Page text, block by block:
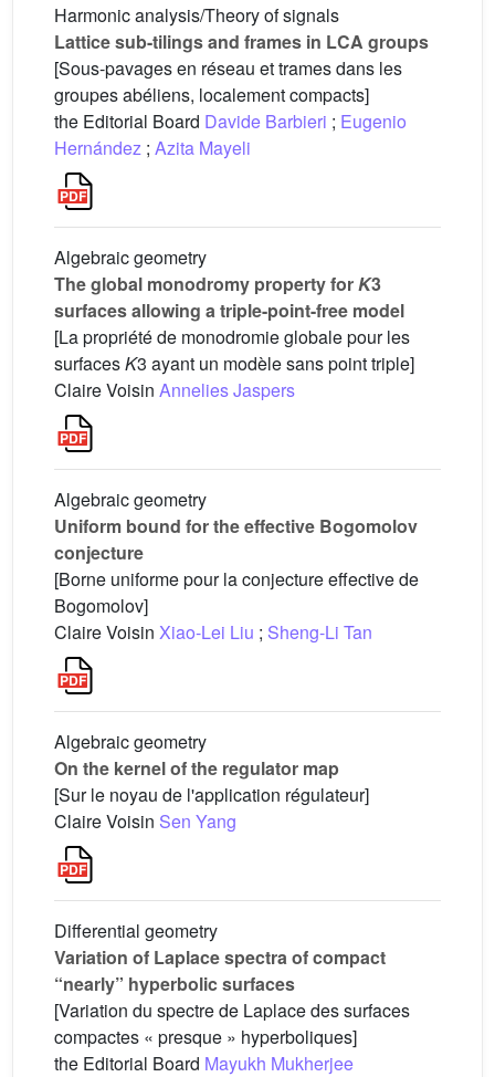
Harmonic analysis/Theory of signals
Lattice sub-tilings and frames in LCA groups
[Sous-pavages en réseau et trames dans les
groupes abéliens, localement compacts]
the Editorial Board Davide Barbieri ; Eugenio
Hernández ; Azita Mayeli
Algebraic geometry
The global monodromy property forK3
surfaces allowing a triple-point-free model
[La propriété de monodromie globale pour les
surfacesK3 ayant un modèle sans point triple]
Claire Voisin Annelies Jaspers
Algebraic geometry
Uniform bound for the effective Bogomolov
conjecture
[Borne uniforme pour la conjecture effective de
Bogomolov]
Claire Voisin Xiao-Lei Liu ; Sheng-Li Tan
Algebraic geometry
On the kernel of the regulator map
[Sur le noyau de l'application régulateur]
Claire Voisin Sen Yang
Differential geometry
Variation of Laplace spectra of compact
“nearly” hyperbolic surfaces
[Variation du spectre de Laplace des surfaces
compactes « presque » hyperboliques]
the Editorial Board Mayukh Mukherjee